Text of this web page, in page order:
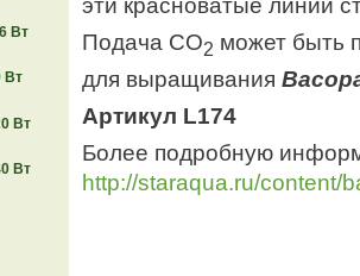
Вт
Вт
Вт
Вт
Подача СО2 может быть
для выращивания
Артикул L174
Более подробную
http://staraqua.ru/content/